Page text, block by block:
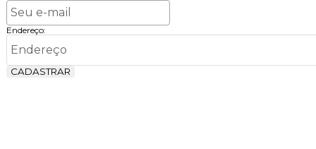
Endereço:
CADASTRAR